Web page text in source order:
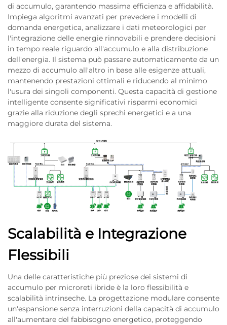
di accumulo, garantendo massima efficienza e affidabilità.
Impiega algoritmi avanzati per prevedere i modelli di
domanda energetica, analizzare i dati meteorologici per
l'integrazione delle energie rinnovabili e prendere decisioni
in tempo reale riguardo all'accumulo e alla distribuzione
dell'energia. Il sistema può passare automaticamente da un
mezzo di accumulo all'altro in base alle esigenze attuali,
mantenendo prestazioni ottimali e riducendo al minimo
l'usura dei singoli componenti. Questa capacità di gestione
intelligente consente significativi risparmi economici
grazie alla riduzione degli sprechi energetici e a una
maggiore durata del sistema.
Scalabilità e Integrazione
Flessibili
Una delle caratteristiche più preziose dei sistemi di
accumulo per microreti ibride è la loro flessibilità e
scalabilità intrinseche. La progettazione modulare consente
un'espansione senza interruzioni della capacità di accumulo
all'aumentare del fabbisogno energetico, proteggendo